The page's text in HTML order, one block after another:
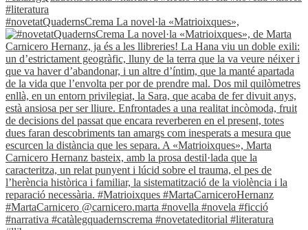
#novetatQuadernsCrema La novel·la «Matrioixques»,